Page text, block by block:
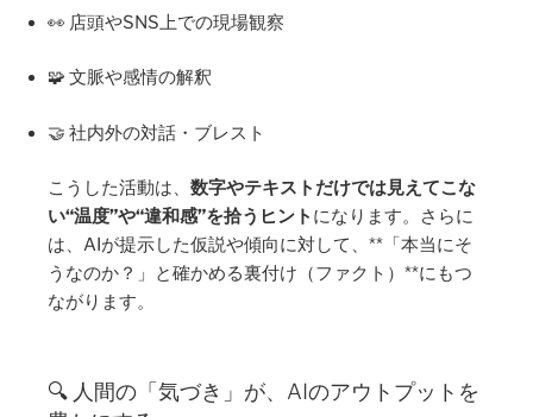
👀 店頭やSNS上での現場観察
🧩 文脈や感情の解釈
🤝 社内外の対話・ブレスト
こうした活動は、 数字やテキストだけでは見えてこな
い“温度”や“違和感”を拾うヒント になります。さらに
は、AIが提示した仮説や傾向に対して、**「本当にそ
うなのか？」と確かめる裏付け（ファクト）**にもつ
ながります。
🔍 人間の「気づき」が、AIのアウトプットを